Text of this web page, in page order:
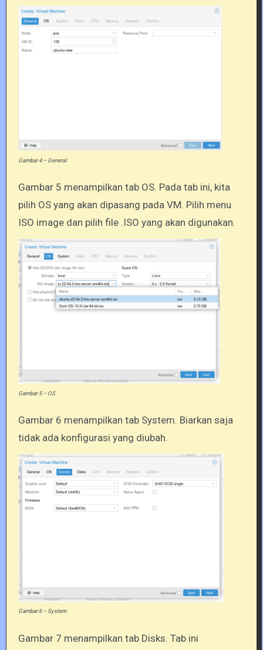
Gambar 4 – General
Gambar 5 menampilkan tab OS. Pada tab ini, kita
pilih OS yang akan dipasang pada VM. Pilih menu
ISO image dan pilih file .ISO yang akan digunakan.
Gambar 5 – OS
Gambar 6 menampilkan tab System. Biarkan saja
tidak ada konfigurasi yang diubah.
Gambar 6 – System
Gambar 7 menampilkan tab Disks. Tab ini